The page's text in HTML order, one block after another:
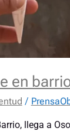
en
/
llega a